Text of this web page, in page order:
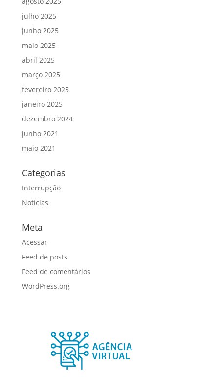
julho 2025
junho 2025
maio 2025
abril 2025
março 2025
fevereiro 2025
janeiro 2025
dezembro 2024
junho 2021
maio 2021
Categorias
Interrupção
Notícias
Meta
Acessar
Feed de posts
Feed de comentários
WordPress.org